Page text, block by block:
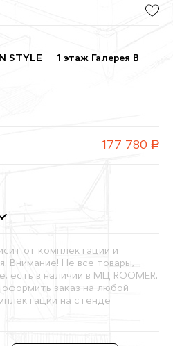
STYLE 1 этаж Галерея B
177 780 руб.
от комплектации и
Внимание! Не все товары,
есть в наличии в МЦ ROOMER.
заказ на любой
на стенде